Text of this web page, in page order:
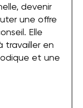
devenir
une offre
Elle
travailler en
et une